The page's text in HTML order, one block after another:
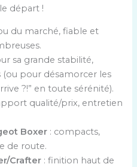
départ !
du marché, fiable et
sa grande stabilité,
(ou pour désamorcer les
?!” en toute sérénité).
qualité/prix, entretien
Boxer : compacts,
de route.
Crafter : finition haut de